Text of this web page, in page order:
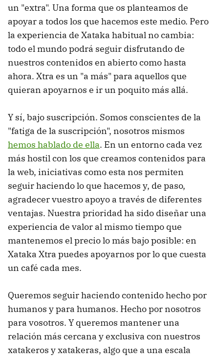
un "extra". Una forma que os planteamos de
apoyar a todos los que hacemos este medio. Pero
la experiencia de Xataka habitual no cambia:
todo el mundo podrá seguir disfrutando de
nuestros contenidos en abierto como hasta
ahora. Xtra es un "a más" para aquellos que
quieran apoyarnos e ir un poquito más allá.
Y sí, bajo suscripción. Somos conscientes de la
"fatiga de la suscripción", nosotros mismos
hemos hablado de ella. En un entorno cada vez
más hostil con los que creamos contenidos para
la web, iniciativas como esta nos permiten
seguir haciendo lo que hacemos y, de paso,
agradecer vuestro apoyo a través de diferentes
ventajas. Nuestra prioridad ha sido diseñar una
experiencia de valor al mismo tiempo que
mantenemos el precio lo más bajo posible: en
Xataka Xtra puedes apoyarnos por lo que cuesta
un café cada mes.
Queremos seguir haciendo contenido hecho por
humanos y para humanos. Hecho por nosotros
para vosotros. Y queremos mantener una
relación más cercana y exclusiva con nuestros
xatakeros y xatakeras, algo que a una escala